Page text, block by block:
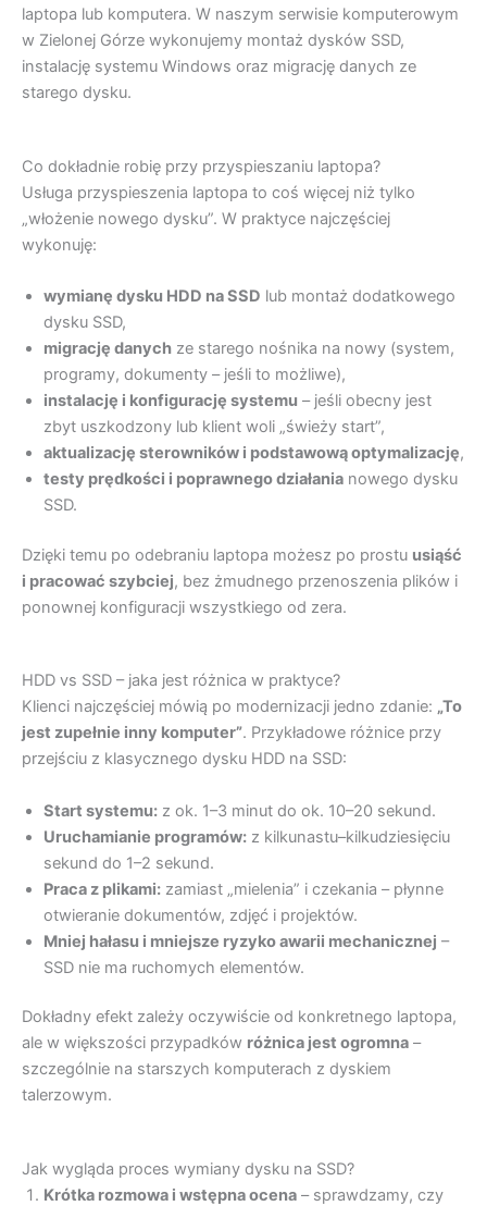
laptopa lub komputera. W naszym serwisie komputerowym
w Zielonej Górze wykonujemy montaż dysków SSD,
instalację systemu Windows oraz migrację danych ze
starego dysku.
Co dokładnie robię przy przyspieszaniu laptopa?
Usługa przyspieszenia laptopa to coś więcej niż tylko
„włożenie nowego dysku”. W praktyce najczęściej
wykonuję:
wymianę dysku HDD na SSD lub montaż dodatkowego
dysku SSD,
migrację danych ze starego nośnika na nowy (system,
programy, dokumenty – jeśli to możliwe),
instalację i konfigurację systemu – jeśli obecny jest
zbyt uszkodzony lub klient woli „świeży start”,
aktualizację sterowników i podstawową optymalizację,
testy prędkości i poprawnego działania nowego dysku
SSD.
Dzięki temu po odebraniu laptopa możesz po prostu usiąść
i pracować szybciej, bez żmudnego przenoszenia plików i
ponownej konfiguracji wszystkiego od zera.
HDD vs SSD – jaka jest różnica w praktyce?
Klienci najczęściej mówią po modernizacji jedno zdanie: „To
jest zupełnie inny komputer”. Przykładowe różnice przy
przejściu z klasycznego dysku HDD na SSD:
Start systemu: z ok. 1–3 minut do ok. 10–20 sekund.
Uruchamianie programów: z kilkunastu–kilkudziesięciu
sekund do 1–2 sekund.
Praca z plikami: zamiast „mielenia” i czekania – płynne
otwieranie dokumentów, zdjęć i projektów.
Mniej hałasu i mniejsze ryzyko awarii mechanicznej –
SSD nie ma ruchomych elementów.
Dokładny efekt zależy oczywiście od konkretnego laptopa,
ale w większości przypadków różnica jest ogromna –
szczególnie na starszych komputerach z dyskiem
talerzowym.
Jak wygląda proces wymiany dysku na SSD?
Krótka rozmowa i wstępna ocena – sprawdzamy, czy